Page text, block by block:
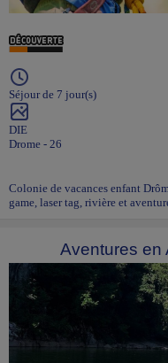
Séjour de 7 jour(s)
DIE
Drome - 26
Colonie de vacances enfant
game, laser tag, rivière et
Aventures en